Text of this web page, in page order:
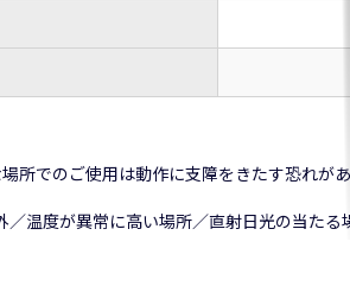
所でのご使用は動作に支障をきたす恐れが
／温度が異常に高い場所／直射日光の当た